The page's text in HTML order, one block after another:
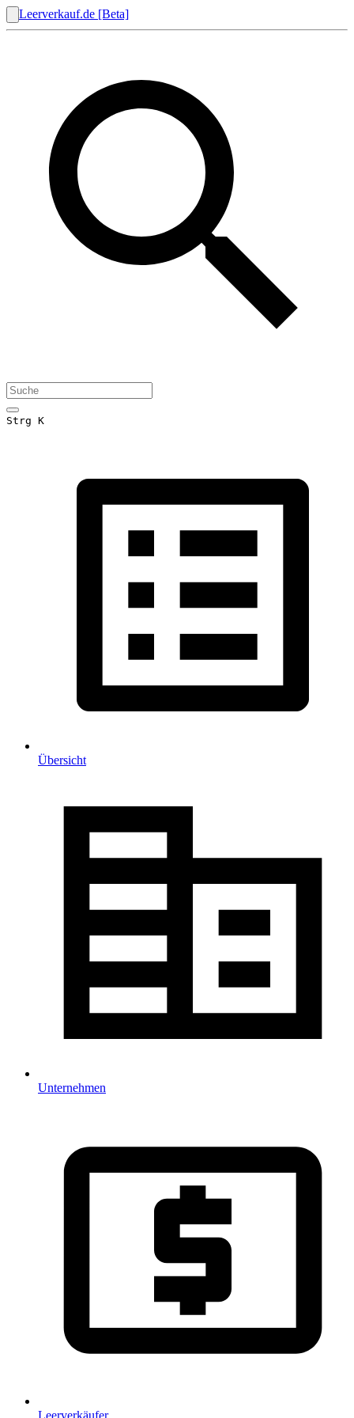
Leerverkauf.de [Beta]
Strg K
Übersicht
Unternehmen
Leerverkäufer